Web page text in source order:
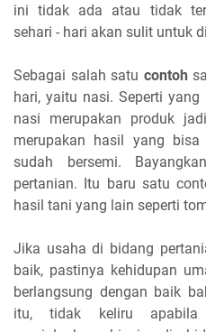
ini tidak ada atau tidak
sehari - hari akan sulit untuk
Sebagai salah satu contoh
hari, yaitu nasi. Seperti
nasi merupakan produk
merupakan hasil yang
sudah bersemi.
pertanian. Itu baru satu
hasil tani yang lain seperti
Jika usaha di bidang
baik, pastinya kehidupan
berlangsung dengan baik
itu, tidak keliru apabila